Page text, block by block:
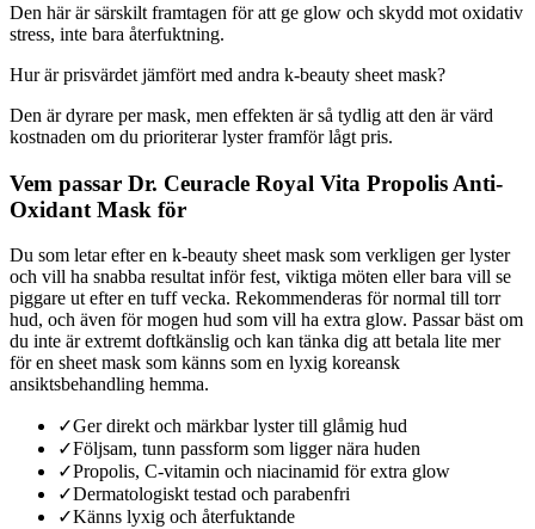
Den här är särskilt framtagen för att ge glow och skydd mot oxidativ
stress, inte bara återfuktning.
Hur är prisvärdet jämfört med andra k-beauty sheet mask?
Den är dyrare per mask, men effekten är så tydlig att den är värd
kostnaden om du prioriterar lyster framför lågt pris.
Vem passar Dr. Ceuracle Royal Vita Propolis Anti-
Oxidant Mask för
Du som letar efter en k-beauty sheet mask som verkligen ger lyster
och vill ha snabba resultat inför fest, viktiga möten eller bara vill se
piggare ut efter en tuff vecka. Rekommenderas för normal till torr
hud, och även för mogen hud som vill ha extra glow. Passar bäst om
du inte är extremt doftkänslig och kan tänka dig att betala lite mer
för en sheet mask som känns som en lyxig koreansk
ansiktsbehandling hemma.
✓Ger direkt och märkbar lyster till glåmig hud
✓Följsam, tunn passform som ligger nära huden
✓Propolis, C-vitamin och niacinamid för extra glow
✓Dermatologiskt testad och parabenfri
✓Känns lyxig och återfuktande